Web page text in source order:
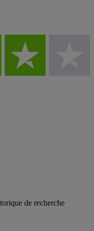
de recherche